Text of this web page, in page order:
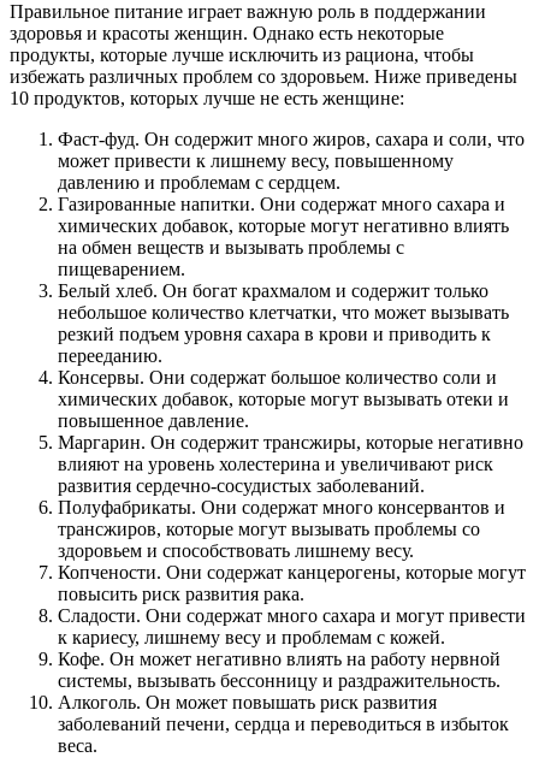
Правильное питание играет важную роль в поддержании
здоровья и красоты женщин. Однако есть некоторые
продукты, которые лучше исключить из рациона, чтобы
избежать различных проблем со здоровьем. Ниже приведены
10 продуктов, которых лучше не есть женщине:
Фаст-фуд. Он содержит много жиров, сахара и соли, что
может привести к лишнему весу, повышенному
давлению и проблемам с сердцем.
Газированные напитки. Они содержат много сахара и
химических добавок, которые могут негативно влиять
на обмен веществ и вызывать проблемы с
пищеварением.
Белый хлеб. Он богат крахмалом и содержит только
небольшое количество клетчатки, что может вызывать
резкий подъем уровня сахара в крови и приводить к
перееданию.
Консервы. Они содержат большое количество соли и
химических добавок, которые могут вызывать отеки и
повышенное давление.
Маргарин. Он содержит трансжиры, которые негативно
влияют на уровень холестерина и увеличивают риск
развития сердечно-сосудистых заболеваний.
Полуфабрикаты. Они содержат много консервантов и
трансжиров, которые могут вызывать проблемы со
здоровьем и способствовать лишнему весу.
Копчености. Они содержат канцерогены, которые могут
повысить риск развития рака.
Сладости. Они содержат много сахара и могут привести
к кариесу, лишнему весу и проблемам с кожей.
Кофе. Он может негативно влиять на работу нервной
системы, вызывать бессонницу и раздражительность.
Алкоголь. Он может повышать риск развития
заболеваний печени, сердца и переводиться в избыток
веса.